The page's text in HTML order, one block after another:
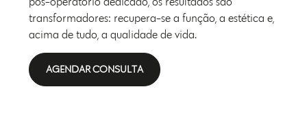
transformadores: recupera-se a função, a estética e,
acima de tudo, a qualidade de vida.
AGENDAR CONSULTA